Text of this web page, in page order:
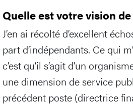
Quelle est votre vision de
J’en ai récolté d’excellent
part d’indépendants. Ce qui
c’est qu’il s’agit d’un
une dimension de service
précédent poste (directrice